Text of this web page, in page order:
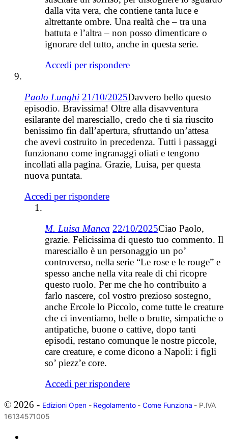
dalla vita vera, che contiene tanta luce e
altrettante ombre. Una realtà che – tra una
battuta e l’altra – non posso dimenticare o
ignorare del tutto, anche in questa serie.
Accedi per rispondere
Paolo Lunghi 21/10/2025Davvero bello questo
episodio. Bravissima! Oltre alla disavventura
esilarante del maresciallo, credo che ti sia riuscito
benissimo fin dall’apertura, sfruttando un’attesa
che avevi costruito in precedenza. Tutti i passaggi
funzionano come ingranaggi oliati e tengono
incollati alla pagina. Grazie, Luisa, per questa
nuova puntata.
Accedi per rispondere
M. Luisa Manca 22/10/2025Ciao Paolo,
grazie. Felicissima di questo tuo commento. Il
maresciallo è un personaggio un po’
controverso, nella serie “Le rose e le rouge” e
spesso anche nella vita reale di chi ricopre
questo ruolo. Per me che ho contribuito a
farlo nascere, col vostro prezioso sostegno,
anche Ercole lo Piccolo, come tutte le creature
che ci inventiamo, belle o brutte, simpatiche o
antipatiche, buone o cattive, dopo tanti
episodi, restano comunque le nostre piccole,
care creature, e come dicono a Napoli: i figli
so’ piezz’e core.
Accedi per rispondere
© 2026 - Edizioni Open- Regolamento- Come Funziona - P.IVA
16134571005